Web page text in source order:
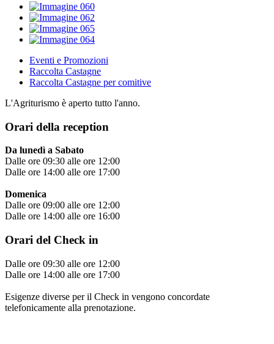
Eventi e Promozioni
Raccolta Castagne
Raccolta Castagne per comitive
L'Agriturismo è aperto tutto l'anno.
Orari della reception
Da lunedì a Sabato
Dalle ore 09:30 alle ore 12:00
Dalle ore 14:00 alle ore 17:00
Domenica
Dalle ore 09:00 alle ore 12:00
Dalle ore 14:00 alle ore 16:00
Orari del Check in
Dalle ore 09:30 alle ore 12:00
Dalle ore 14:00 alle ore 17:00
Esigenze diverse per il Check in vengono concordate
telefonicamente alla prenotazione.